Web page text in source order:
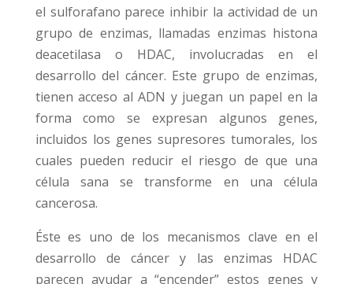
el sulforafano parece inhibir la actividad de un
grupo de enzimas, llamadas enzimas histona
deacetilasa o HDAC, involucradas en el
desarrollo del cáncer. Este grupo de enzimas,
tienen acceso al ADN y juegan un papel en la
forma como se expresan algunos genes,
incluidos los genes supresores tumorales, los
cuales pueden reducir el riesgo de que una
célula sana se transforme en una célula
cancerosa.
Éste es uno de los mecanismos clave en el
desarrollo de cáncer y las enzimas HDAC
parecen ayudar a “encender” estos genes y